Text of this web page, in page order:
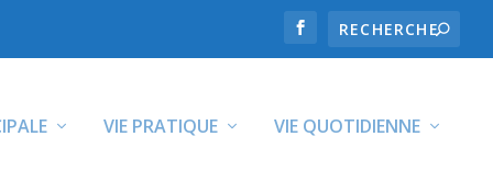
VIE PRATIQUE VIE QUOTIDIENNE